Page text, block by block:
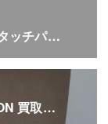
ッチパ…
買取…